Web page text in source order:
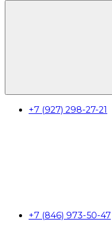
+7 (927) 298-27-21
+7 (846) 973-50-47